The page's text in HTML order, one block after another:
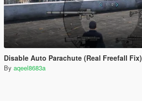
Disable Auto Parachute (Real Freefall Fix)
By aqeel8683a